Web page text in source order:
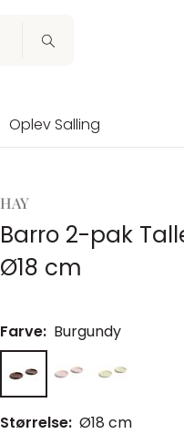
Oplev Salling
HAY
Barro 2-pak
Ø18 cm
Farve: Burgundy
Størrelse: Ø18 cm